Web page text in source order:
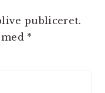
publiceret.
*